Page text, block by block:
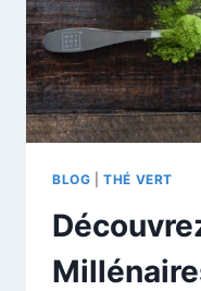
BLOG |THÉ VERT